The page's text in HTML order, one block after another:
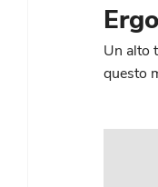
Un alto
questo